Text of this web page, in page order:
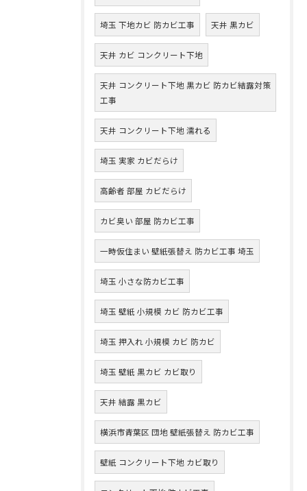
埼玉 下地カビ 防カビ工事 天井 黒カビ
天井 カビ コンクリート下地
天井 コンクリート下地 黒カビ 防カビ結露対策
工事
天井 コンクリート下地 濡れる
埼玉 実家 カビだらけ
高齢者 部屋 カビだらけ
カビ臭い 部屋 防カビ工事
一時仮住まい 壁紙張替え 防カビ工事 埼玉
埼玉 小さな防カビ工事
埼玉 壁紙 小規模 カビ 防カビ工事
埼玉 押入れ 小規模 カビ 防カビ
埼玉 壁紙 黒カビ カビ取り
天井 結露 黒カビ
横浜市青葉区 団地 壁紙張替え 防カビ工事
壁紙 コンクリート下地 カビ取り